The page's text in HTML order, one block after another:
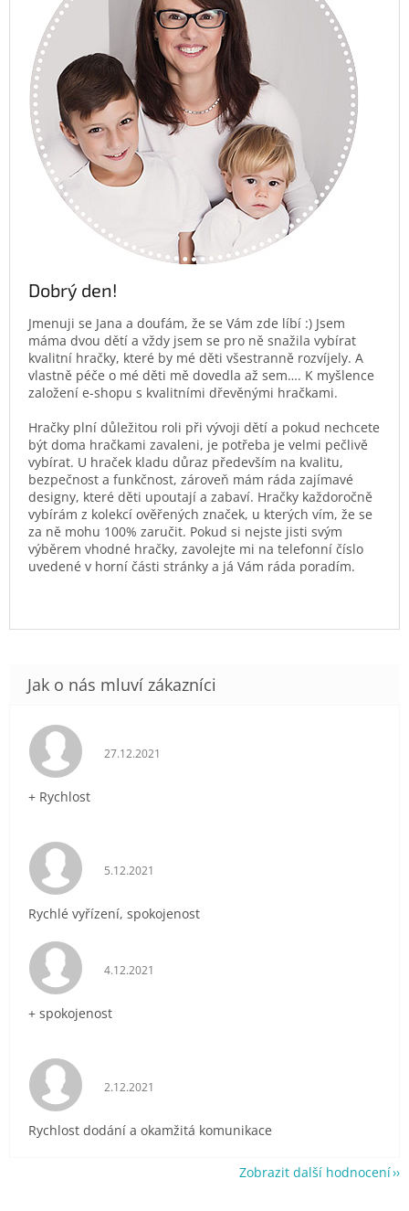
Dobrý den!
Jmenuji se Jana a doufám, že se Vám zde líbí :) Jsem
máma dvou dětí a vždy jsem se pro ně snažila vybírat
kvalitní hračky, které by mé děti všestranně rozvíjely. A
vlastně péče o mé děti mě dovedla až sem…. K myšlence
založení e-shopu s kvalitními dřevěnými hračkami.
Hračky plní důležitou roli při vývoji dětí a pokud nechcete
být doma hračkami zavaleni, je potřeba je velmi pečlivě
vybírat. U hraček kladu důraz především na kvalitu,
bezpečnost a funkčnost, zároveň mám ráda zajímavé
designy, které děti upoutají a zabaví. Hračky každoročně
vybírám z kolekcí ověřených značek, u kterých vím, že se
za ně mohu 100% zaručit. Pokud si nejste jisti svým
výběrem vhodné hračky, zavolejte mi na telefonní číslo
uvedené v horní části stránky a já Vám ráda poradím.
Hodnocení obchodu je 5 z 5 hvězdiček.
27.12.2021
+ Rychlost
Hodnocení obchodu je 5 z 5 hvězdiček.
5.12.2021
Rychlé vyřízení, spokojenost
Hodnocení obchodu je 5 z 5 hvězdiček.
4.12.2021
+ spokojenost
Hodnocení obchodu je 5 z 5 hvězdiček.
2.12.2021
Rychlost dodání a okamžitá komunikace
Zobrazit další hodnocení